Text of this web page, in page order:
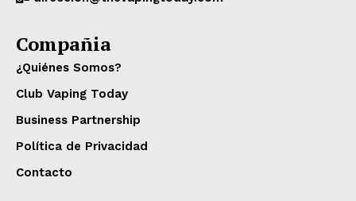
Compañia
¿Quiénes Somos?
Club Vaping Today
Business Partnership
Política de Privacidad
Contacto